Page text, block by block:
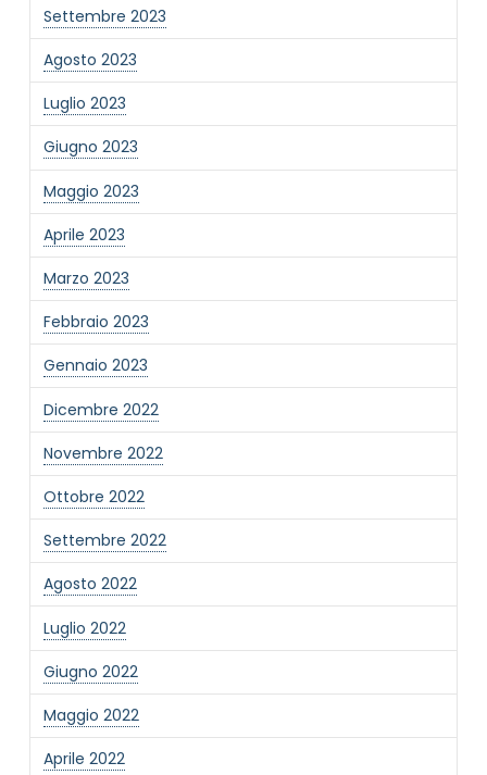
Settembre 2023
Agosto 2023
Luglio 2023
Giugno 2023
Maggio 2023
Aprile 2023
Marzo 2023
Febbraio 2023
Gennaio 2023
Dicembre 2022
Novembre 2022
Ottobre 2022
Settembre 2022
Agosto 2022
Luglio 2022
Giugno 2022
Maggio 2022
Aprile 2022